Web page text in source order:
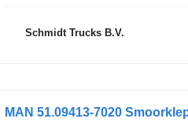
Schmidt Trucks B.V.
MAN 51.09413-7020